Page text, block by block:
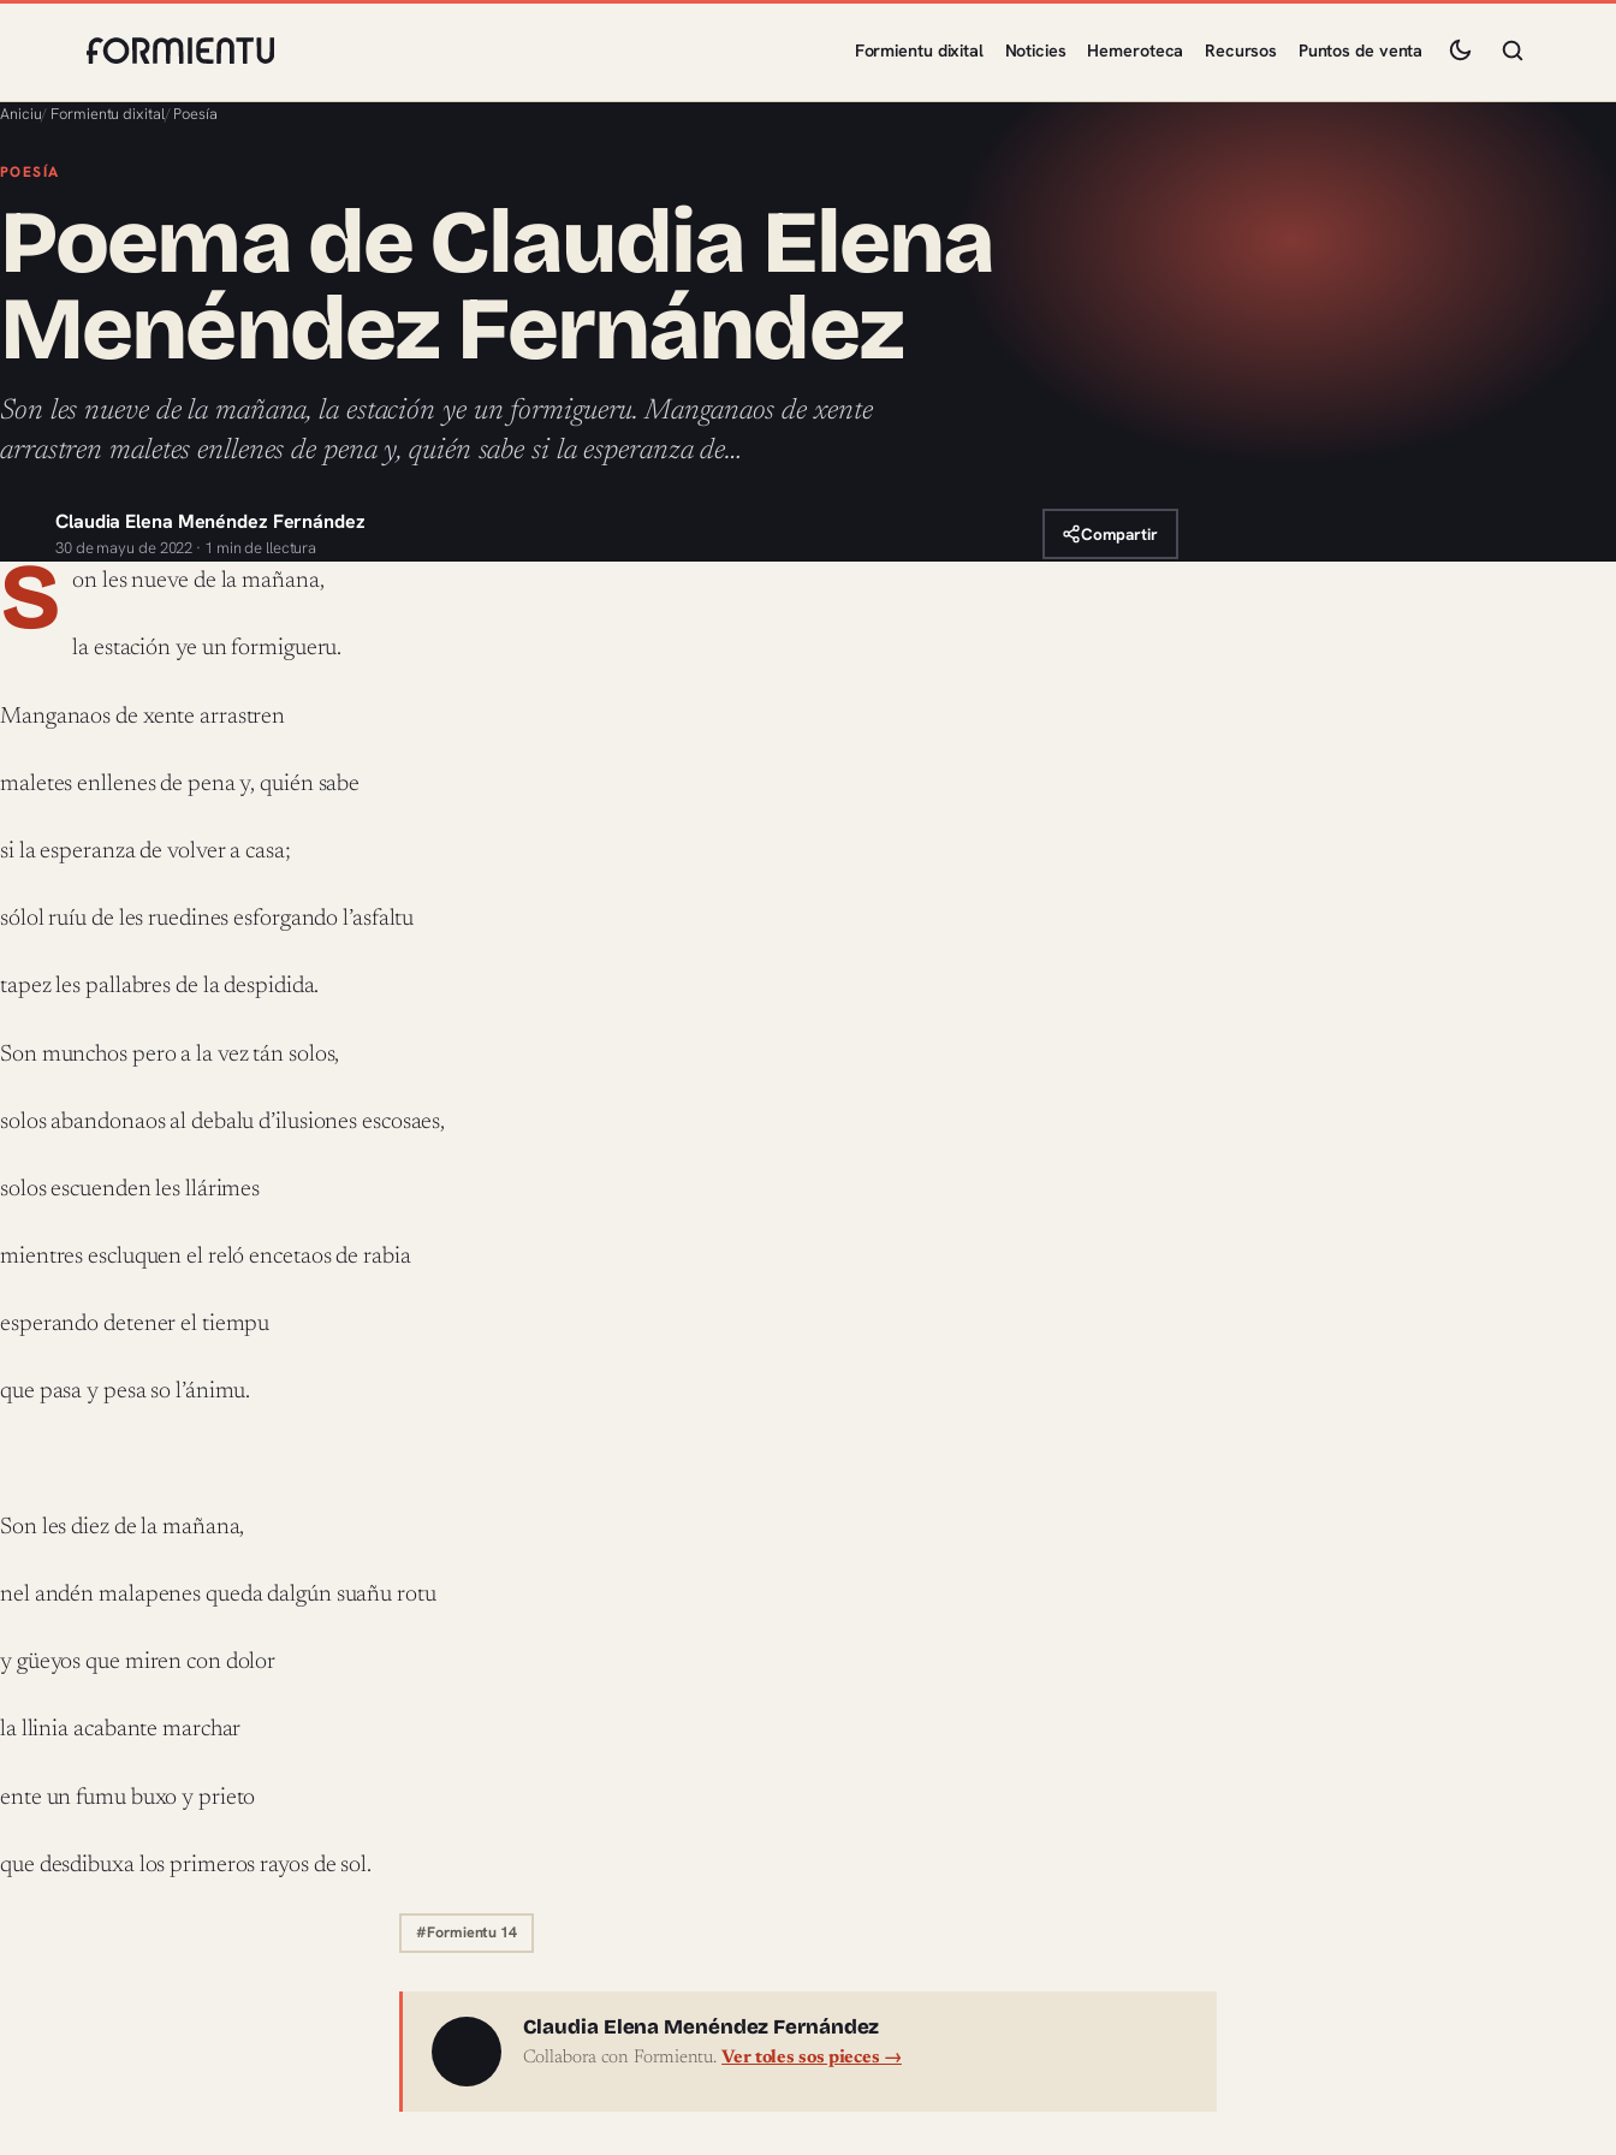
Formientu dixital Noticies Hemeroteca Recursos Puntos de venta
Aniciu/ Formientu dixital/ Poesía
POESÍA
Poema de Claudia Elena
Menéndez Fernández
Son les nueve de la mañana, la estación ye un formigueru. Manganaos de xente
arrastren maletes enllenes de pena y, quién sabe si la esperanza de…
Claudia Elena Menéndez Fernández
30 de mayu de 2022 · 1 min de llectura
Compartir
S on les nueve de la mañana,
la estación ye un formigueru.
Manganaos de xente arrastren
maletes enllenes de pena y, quién sabe
si la esperanza de volver a casa;
sólol ruíu de les ruedines esforgando l’asfaltu
tapez les pallabres de la despidida.
Son munchos pero a la vez tán solos,
solos abandonaos al debalu d’ilusiones escosaes,
solos escuenden les llárimes
mientres escluquen el reló encetaos de rabia
esperando detener el tiempu
que pasa y pesa so l’ánimu.
Son les diez de la mañana,
nel andén malapenes queda dalgún suañu rotu
y güeyos que miren con dolor
la llinia acabante marchar
ente un fumu buxo y prieto
que desdibuxa los primeros rayos de sol.
#Formientu 14
Sobre l'autor
Claudia Elena Menéndez Fernández
Collabora con Formientu.Ver toles sos pieces →